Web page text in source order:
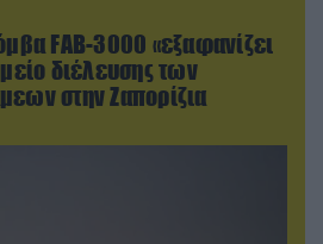
FAB-3000 «εξαφανίζει
διέλευσης των
στην Ζαπορίζια